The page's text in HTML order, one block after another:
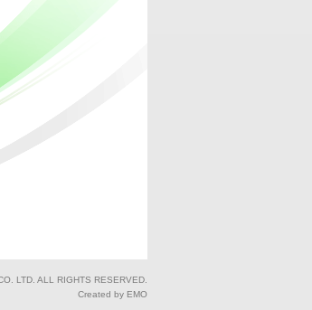
LTD. ALL RIGHTS RESERVED.
Created by EMO